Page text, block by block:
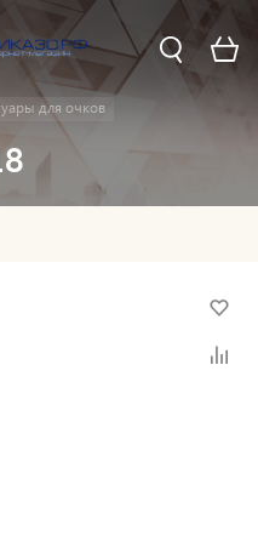
для очков